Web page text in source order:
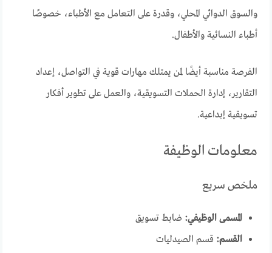
والسوق الدوائي المحلي، وقدرة على التعامل مع الأطباء، خصوصًا
أطباء النسائية والأطفال.
الفرصة مناسبة أيضًا لمن يمتلك مهارات قوية في التواصل، إعداد
التقارير، إدارة الحملات التسويقية، والعمل على تطوير أفكار
تسويقية إبداعية.
معلومات الوظيفة
ملخص سريع
المسمى الوظيفي: ضابط تسويق
القسم: قسم الصيدليات